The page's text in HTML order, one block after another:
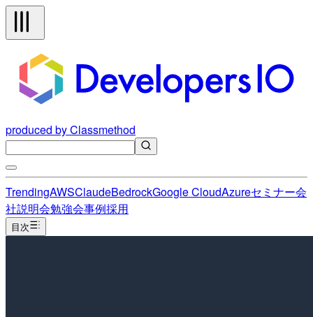
produced by Classmethod
TrendingAWSClaudeBedrockGoogle CloudAzureセミナー会
社説明会勉強会事例採用
目次